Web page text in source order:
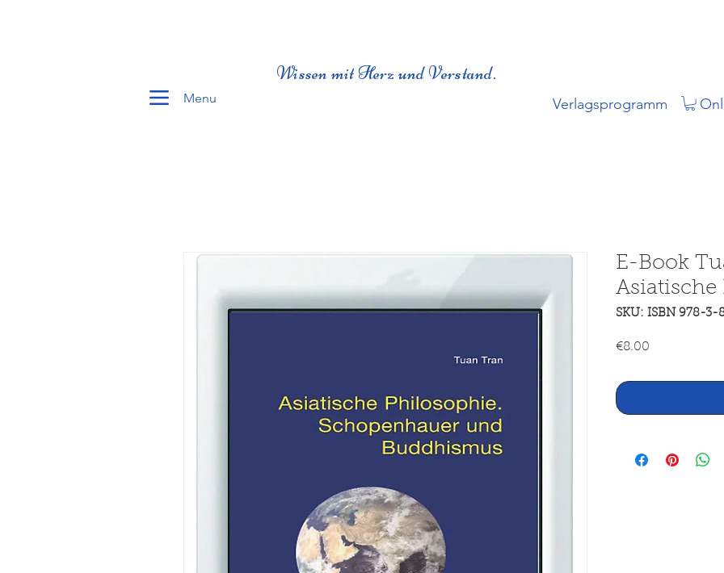
Menu
Wissen mit Herz und Verstand.
Verlagsprogramm
E-Book
Asiatische
SKU: ISBN 978-
€8.00Price